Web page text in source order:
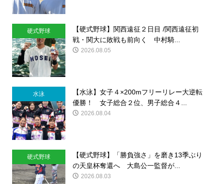
硬式野球
【硬式野球】関西遠征２日目 /関西遠征初
戦・関大に敗戦も前向く 中村騎...
2026.08.05
水泳
【水泳】女子４×200mフリーリレー大逆転
優勝！ 女子総合２位、男子総合４...
2026.08.04
硬式野球
【硬式野球】「勝負強さ」を磨き13季ぶり
の天皇杯奪還へ 大島公一監督が...
2026.08.03